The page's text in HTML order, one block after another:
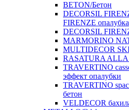
BETON/Бетон
DECORSIL
FIRENZE опалубка
DECORSIL
MARMORINO
MULTIDECOR
RASATURA ALLA
TRAVERTINO
эффект опалубки
TRAVERTINO
бетон
VELDECOR